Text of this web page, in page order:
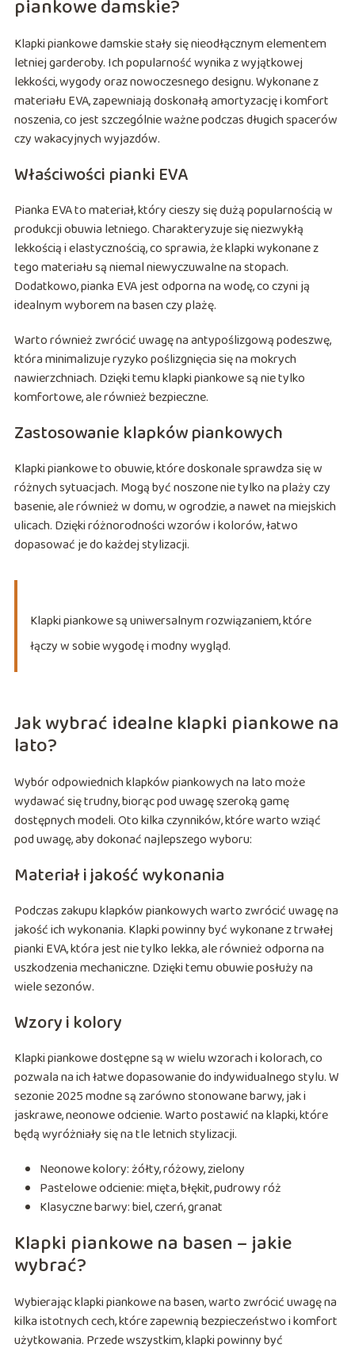
piankowe damskie?
Klapki piankowe damskie stały się nieodłącznym elementem
letniej garderoby. Ich popularność wynika z wyjątkowej
lekkości, wygody oraz nowoczesnego designu. Wykonane z
materiału EVA, zapewniają doskonałą amortyzację i komfort
noszenia, co jest szczególnie ważne podczas długich spacerów
czy wakacyjnych wyjazdów.
Właściwości pianki EVA
Pianka EVA to materiał, który cieszy się dużą popularnością w
produkcji obuwia letniego. Charakteryzuje się niezwykłą
lekkością i elastycznością, co sprawia, że klapki wykonane z
tego materiału są niemal niewyczuwalne na stopach.
Dodatkowo, pianka EVA jest odporna na wodę, co czyni ją
idealnym wyborem na basen czy plażę.
Warto również zwrócić uwagę na antypoślizgową podeszwę,
która minimalizuje ryzyko poślizgnięcia się na mokrych
nawierzchniach. Dzięki temu klapki piankowe są nie tylko
komfortowe, ale również bezpieczne.
Zastosowanie klapków piankowych
Klapki piankowe to obuwie, które doskonale sprawdza się w
różnych sytuacjach. Mogą być noszone nie tylko na plaży czy
basenie, ale również w domu, w ogrodzie, a nawet na miejskich
ulicach. Dzięki różnorodności wzorów i kolorów, łatwo
dopasować je do każdej stylizacji.
Klapki piankowe są uniwersalnym rozwiązaniem, które
łączy w sobie wygodę i modny wygląd.
Jak wybrać idealne klapki piankowe na
lato?
Wybór odpowiednich klapków piankowych na lato może
wydawać się trudny, biorąc pod uwagę szeroką gamę
dostępnych modeli. Oto kilka czynników, które warto wziąć
pod uwagę, aby dokonać najlepszego wyboru:
Materiał i jakość wykonania
Podczas zakupu klapków piankowych warto zwrócić uwagę na
jakość ich wykonania. Klapki powinny być wykonane z trwałej
pianki EVA, która jest nie tylko lekka, ale również odporna na
uszkodzenia mechaniczne. Dzięki temu obuwie posłuży na
wiele sezonów.
Wzory i kolory
Klapki piankowe dostępne są w wielu wzorach i kolorach, co
pozwala na ich łatwe dopasowanie do indywidualnego stylu. W
sezonie 2025 modne są zarówno stonowane barwy, jak i
jaskrawe, neonowe odcienie. Warto postawić na klapki, które
będą wyróżniały się na tle letnich stylizacji.
Neonowe kolory: żółty, różowy, zielony
Pastelowe odcienie: mięta, błękit, pudrowy róż
Klasyczne barwy: biel, czerń, granat
Klapki piankowe na basen – jakie
wybrać?
Wybierając klapki piankowe na basen, warto zwrócić uwagę na
kilka istotnych cech, które zapewnią bezpieczeństwo i komfort
użytkowania. Przede wszystkim, klapki powinny być